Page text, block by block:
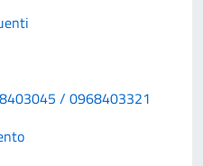
/ 0968403321